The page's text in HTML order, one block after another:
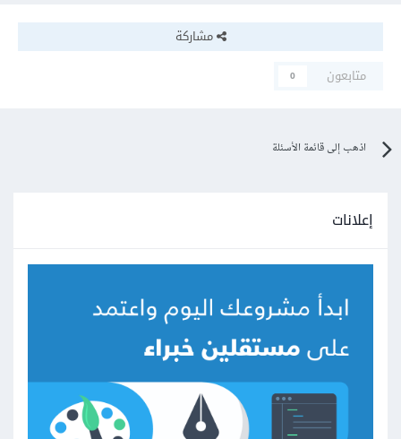
مشاركة
متابعون
0
اذهب إلى قائمة الأسئلة
إعلانات